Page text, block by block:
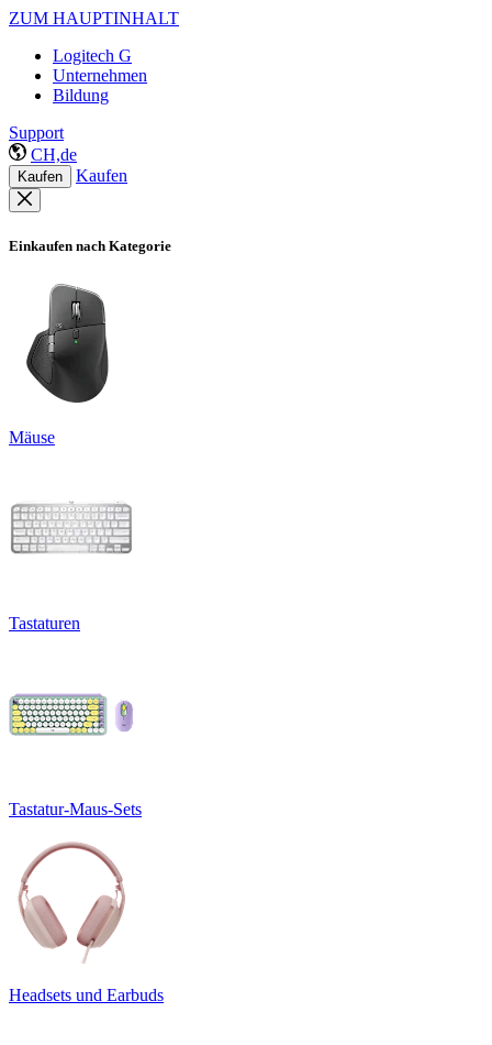
ZUM HAUPTINHALT
Logitech G
Unternehmen
Bildung
Support
CH,de
Kaufen Kaufen
Einkaufen nach Kategorie
Mäuse
Tastaturen
Tastatur-Maus-Sets
Headsets und Earbuds